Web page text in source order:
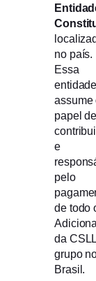
no país.
Essa
entidade
assume
papel de
e
pelo
de todo
da
grupo
Brasil.